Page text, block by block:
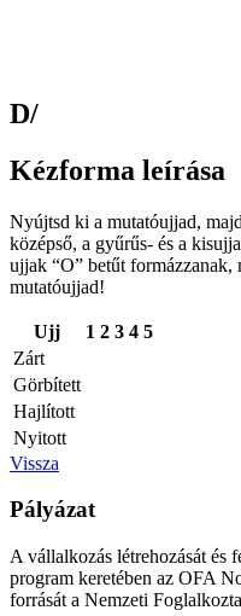
D/
Kézforma leírása
Nyújtsd ki a mutatóujjad,
középső, a gyűrűs- és a
ujjak “O” betűt formázzanak,
mutatóujjad!
Ujj 1 2 3 4 5
Zárt
Görbített
Hajlított
Nyitott
Vissza
Pályázat
A vállalkozás létrehozását és
program keretében az OFA
forrását a Nemzeti